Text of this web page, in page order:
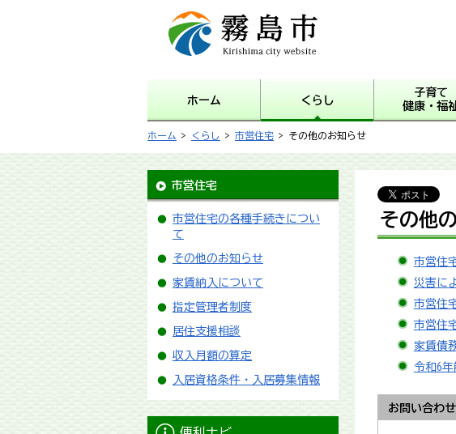
霧島市 Kirishima city
website
ホーム くらし
子育て
健康・福
ホーム > くらし > 市営住宅 > その他のお知らせ
市営住宅
市営住宅の各種手続きについ
て
その他のお知らせ
家賃納入について
指定管理者制度
居住支援相談
収入月額の算定
入居資格条件・入居募集情報
その他
市営住
災害に
市営住
市営住
家賃債
令和6
お問い合わせ